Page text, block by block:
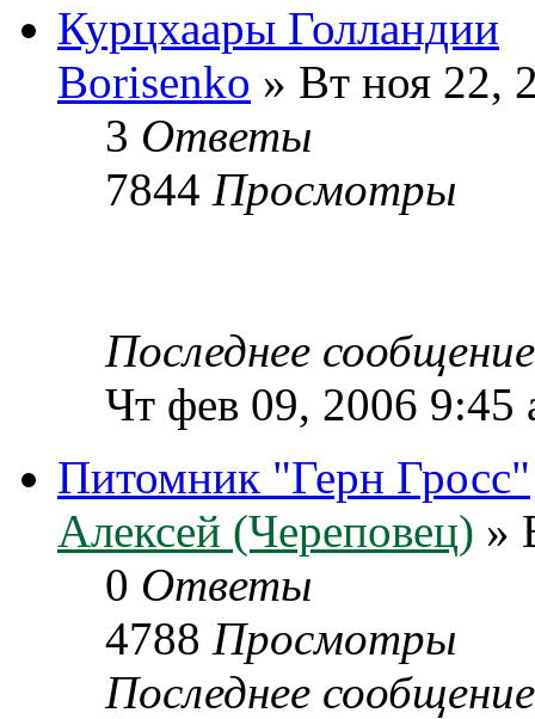
Курцхаары Голландии
Borisenko » Вт ноя 22,
3 Ответы
7844 Просмотры
Последнее
Чт фев 09, 2006 9:45
Питомник "Герн Гросс"
Алексей (Череповец) »
0 Ответы
4788 Просмотры
Последнее